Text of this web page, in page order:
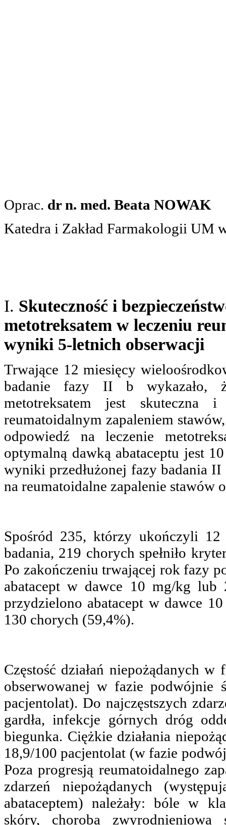
Oprac. dr n. med. Beata NOWAK
Katedra i Zakład Farmakologii UM
I. Skuteczność i
metotreksatem w leczeniu
wyniki 5-letnich obserwacji
Trwające 12 miesięcy
badanie fazy II b wykazało,
metotreksatem jest
reumatoidalnym zapaleniem
odpowiedź na leczenie
optymalną dawką abataceptu jest
wyniki przedłużonej fazy badania
na reumatoidalne zapalenie stawów
Spośród 235, którzy ukończyli
badania, 219 chorych spełniło
Po zakończeniu trwającej rok fazy
abatacept w dawce 10 mg/kg
przydzielono abatacept w dawce
130 chorych (59,4%).
Częstość działań niepożądanych
obserwowanej w fazie podwójnie
pacjentolat). Do najczęstszych
gardła, infekcje górnych dróg
biegunka. Ciężkie działania
18,9/100 pacjentolat (w fazie
Poza progresją reumatoidalnego
zdarzeń niepożądanych
abataceptem) należały: bóle w
skóry, choroba zwyrodnieniowa